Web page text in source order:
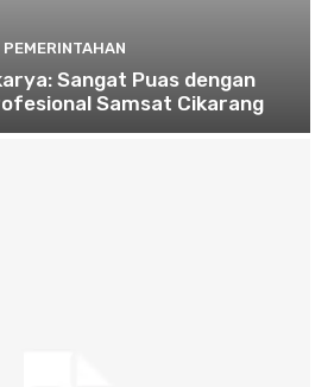
PEMERINTAHAN
Sangat Puas dengan
Samsat Cikarang